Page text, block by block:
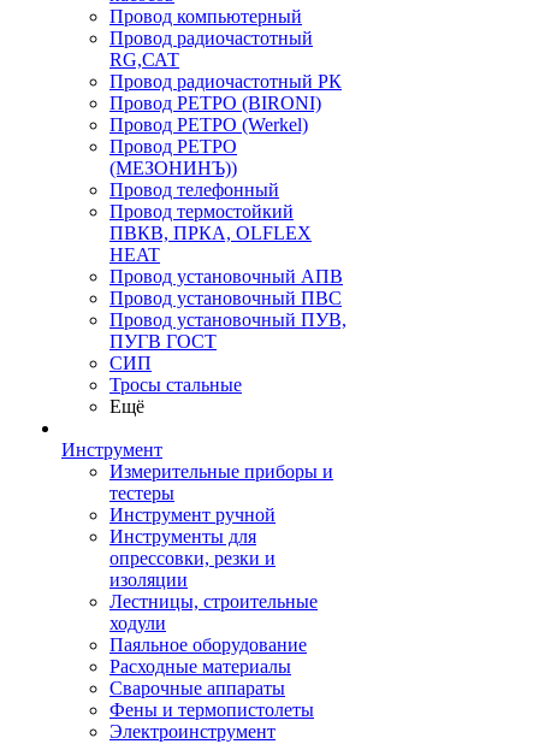
Провод компьютерный
Провод радиочастотный
RG,САТ
Провод радиочастотный РК
Провод РЕТРО (BIRONI)
Провод РЕТРО (Werkel)
Провод РЕТРО
(МЕЗОНИНЪ))
Провод телефонный
Провод термостойкий
ПВКВ, ПРКА, OLFLEX
HEAT
Провод установочный АПВ
Провод установочный ПВС
Провод установочный ПУВ,
ПУГВ ГОСТ
СИП
Тросы стальные
Ещё
Инструмент
Измерительные приборы и
тестеры
Инструмент ручной
Инструменты для
опрессовки, резки и
изоляции
Лестницы, строительные
ходули
Паяльное оборудование
Расходные материалы
Сварочные аппараты
Фены и термопистолеты
Электроинструмент